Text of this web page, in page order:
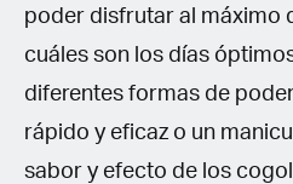
poder disfrutar al máximo
cuáles son los días
diferentes formas de
rápido y eficaz o un
sabor y efecto de los